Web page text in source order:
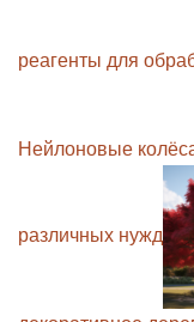
реагенты для
Нейлоновые
различных нужд